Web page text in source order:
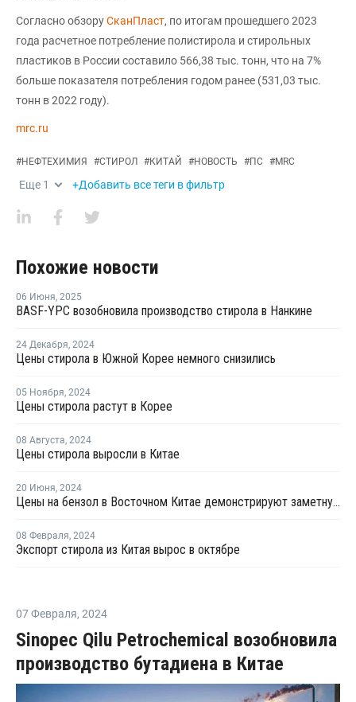
Согласно обзоруСканПласт, по итогам прошедшего 2023
года расчетное потребление полистирола и стирольных
пластиков в России составило 566,38 тыс. тонн, что на 7%
больше показателя потребления годом ранее (531,03 тыс.
тонн в 2022 году).
mrc.ru
#НЕФТЕХИМИЯ #СТИРОЛ #КИТАЙ #НОВОСТЬ #ПС #MRC
Еще 1 +Добавить все теги в фильтр
Похожие новости
06 Июня, 2025
BASF-YPC возобновила производство стирола в Нанкине
24 Декабря, 2024
Цены стирола в Южной Корее немного снизились
05 Ноября, 2024
Цены стирола растут в Корее
08 Августа, 2024
Цены стирола выросли в Китае
20 Июня, 2024
Цены на бензол в Восточном Китае демонстрируют заметную тенденцию к росту
08 Февраля, 2024
Экспорт стирола из Китая вырос в октябре
07 Февраля, 2024
Sinopec Qilu Petrochemical возобновила
производство бутадиена в Китае